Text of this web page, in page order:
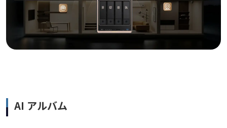
AI アルバム